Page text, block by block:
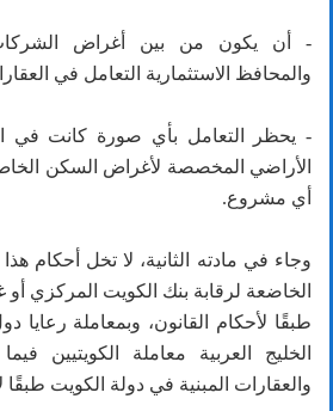
- أن يكون من بين أغراض الشركات
والمحافظ الاستثمارية التعامل في
- يحظر التعامل بأي صورة كانت في
الأراضي المخصصة لأغراض السكن
أي مشروع.
وجاء في مادته الثانية، لا تخل أحكام
الخاضعة لرقابة بنك الكويت المركزي أو
طبقًا لأحكام القانون، وبمعاملة
الخليج العربية معاملة الكويتيين
والعقارات المبنية في دولة الكويت طبقًا